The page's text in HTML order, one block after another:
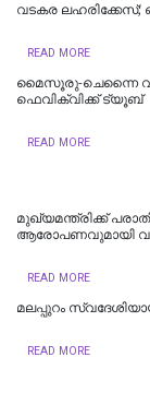
വടകര ലഹരിക്കേസ്;
READ MORE
മൈസൂരു-ചെന്നൈ
ഫെവിക്വിക്ക് ട്യൂബ്
READ MORE
മുഖ്യമന്ത്രിക്ക്
ആരോപണവുമായി
READ MORE
മലപ്പുറം
READ MORE